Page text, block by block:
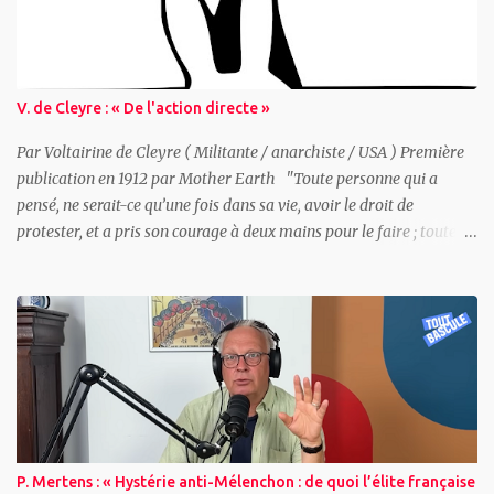
V. de Cleyre : « De l'action directe »
Par Voltairine de Cleyre ( Militante / anarchiste / USA ) Première
publication en 1912 par Mother Earth "Toute personne qui a
pensé, ne serait-ce qu’une fois dans sa vie, avoir le droit de
protester, et a pris son courage à deux mains pour le faire ; toute
Qu’est-ce que l’action directe ? - Quelques exemples historiques -
La Guerre de Sécession - John Brown - Les luttes actuelles contre
l’esclavage salarié - Pourquoi les patrons ont peur des grèves -
Toute grève est synonyme de violence - Les adversaires de l’action
directe - Comment pourrons-nous briser nos chaînes ? - Et en
attendant ce jour béni ? - Action politique et action directe ~
Qu’est-ce que l’action directe ? Du point de vue de celui qui pense
P. Mertens : « Hystérie anti-Mélenchon : de quoi l’élite française